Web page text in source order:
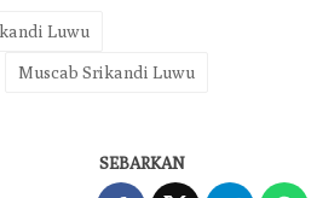
Luwu
Muscab Srikandi Luwu
SEBARKAN